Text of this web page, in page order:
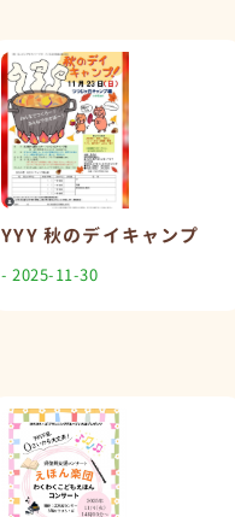
YYY 秋のデイキャンプ
- 2025-11-30